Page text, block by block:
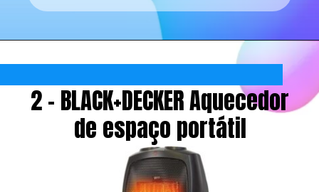
2 - BLACK+DECKER Aquecedor
de espaço portátil